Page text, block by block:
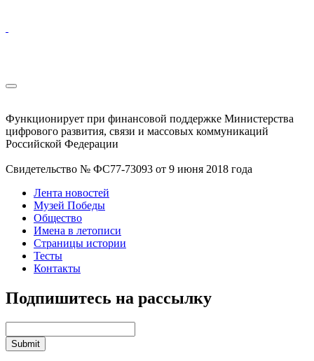
Функционирует при финансовой поддержке Министерства
цифрового развития, связи и массовых коммуникаций
Российской Федерации
Свидетельство № ФС77-73093 от 9 июня 2018 года
Лента новостей
Музей Победы
Общество
Имена в летописи
Страницы истории
Тесты
Контакты
Подпишитесь на рассылку